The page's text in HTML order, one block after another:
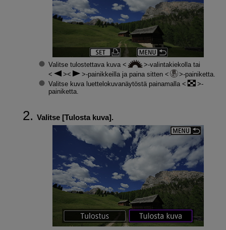
Valitse tulostettava kuva
-valintakiekolla tai
-painikkeilla ja paina sitten
-painiketta.
Valitse kuva luettelokuvanäytöstä painamalla
-
painiketta.
Valitse [Tulosta kuva].